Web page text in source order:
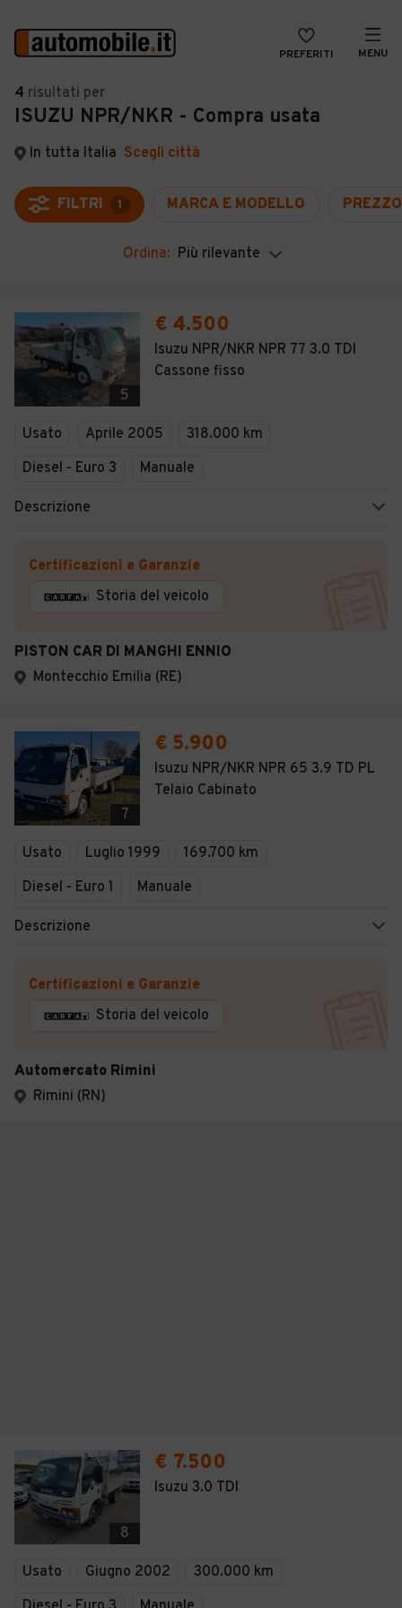
PREFERITI MENU
Auto
Auto usate
Auto Km 0
Auto Nuove
Noleggio a lungo termine
Moto
Camper
Veicoli Commerciali
VENDI
MAGAZINE
ACCEDI
4 risultati per
ISUZU NPR/NKR - Compra usata
In tutta Italia Scegli città
FILTRI 1 MARCA E MODELLO PREZZO
Ordina: Più rilevante
5
€ 4.500
Isuzu NPR/NKR NPR 77 3.0 TDI
Cassone fisso
Usato Aprile 2005
318.000 km
Diesel - Euro 3
Manuale
Descrizione
Certificazioni e Garanzie
Storia del veicolo
PISTON CAR DI MANGHI ENNIO
Montecchio Emilia (RE)
7
€ 5.900
Isuzu NPR/NKR NPR 65 3.9 TD PL
Telaio Cabinato
Usato Luglio 1999
169.700 km
Diesel - Euro 1
Manuale
Descrizione
Certificazioni e Garanzie
Storia del veicolo
Automercato Rimini
Rimini (RN)
8
€ 7.500
Isuzu 3.0 TDI
Usato Giugno 2002
300.000 km